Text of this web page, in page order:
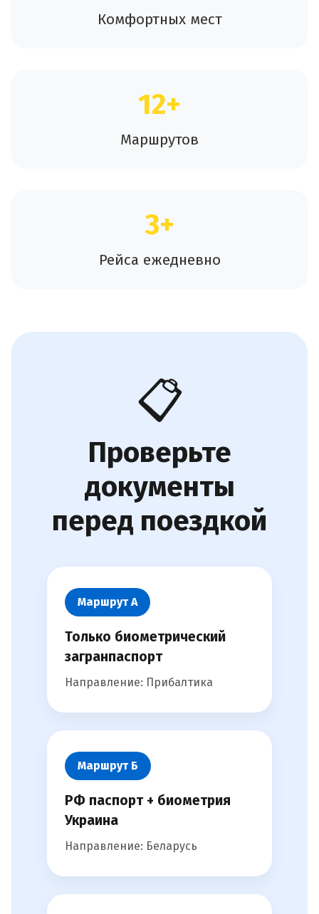
Комфортных мест
12+
Маршрутов
3+
Рейса ежедневно
📋
Проверьте
документы
перед поездкой
Маршрут А
Только биометрический
загранпаспорт
Направление: Прибалтика
Маршрут Б
РФ паспорт + биометрия
Украина
Направление: Беларусь